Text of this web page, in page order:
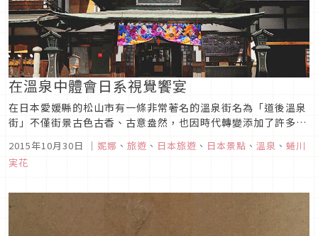
在溫泉中體會日系視覺饗宴
在日本愛媛縣的松山市有一條非常著名的溫泉街名為「道後溫泉
街」不僅街景古色古香、古意盎然，也因時代轉變添加了許多新
拍照的好地方！
2015年10月30日 ｜ 妮娜 、 旅遊 、 日本旅遊 、 日本景點 、 溫泉 、 蜷川
実花